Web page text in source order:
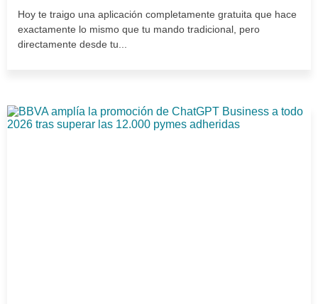
Hoy te traigo una aplicación completamente gratuita que hace
exactamente lo mismo que tu mando tradicional, pero
directamente desde tu...